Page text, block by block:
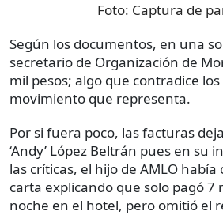
Foto: Captura de
Según los documentos, en una
secretario de Organización de
mil pesos; algo que contradice
movimiento que representa.
Por si fuera poco, las facturas
‘Andy’ López Beltrán pues en su
las críticas, el hijo de AMLO
carta explicando que solo pagó 7
noche en el hotel, pero omitió el